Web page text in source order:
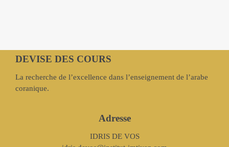
DEVISE DES COURS
La recherche de l’excellence dans l’enseignement de l’arabe
coranique.
Adresse
IDRIS DE VOS